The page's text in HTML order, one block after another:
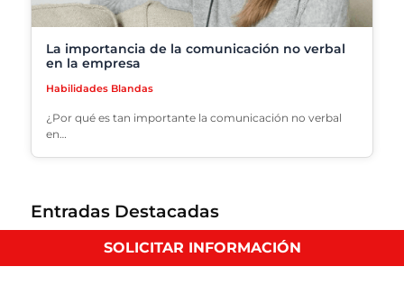
La importancia de la comunicación no verbal
en la empresa
Habilidades Blandas
¿Por qué es tan importante la comunicación no verbal
en…
Entradas Destacadas
SOLICITAR INFORMACIÓN